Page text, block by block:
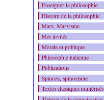
Enseigner la philosophie
Histoire de la philosophie
Marx, Marxisme
Mes invités
Morale et politique
Philosophie italienne
Publications
Spinoza, spinozisme
Textes classiques numérisés